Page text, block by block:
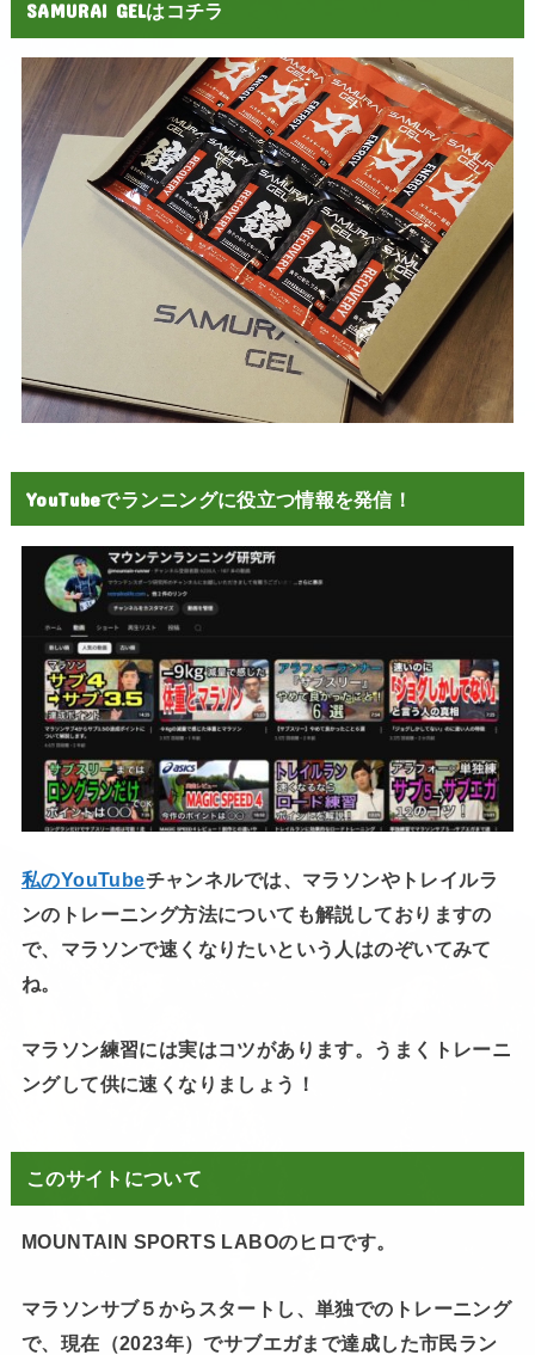
SAMURAI GELはコチラ
YouTubeでランニングに役立つ情報を発信！
私のYouTubeチャンネルでは、マラソンやトレイルラ
ンのトレーニング方法についても解説しておりますの
で、マラソンで速くなりたいという人はのぞいてみて
ね。
マラソン練習には実はコツがあります。うまくトレーニ
ングして供に速くなりましょう！
このサイトについて
MOUNTAIN SPORTS LABOのヒロです。
マラソンサブ５からスタートし、単独でのトレーニング
で、現在（2023年）でサブエガまで達成した市民ラン